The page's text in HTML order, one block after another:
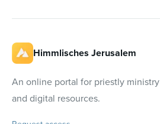
Himmlisches Jerusalem
An online portal for priestly
and digital resources.